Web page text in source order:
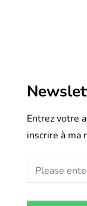
Entrez votre
inscrire à ma